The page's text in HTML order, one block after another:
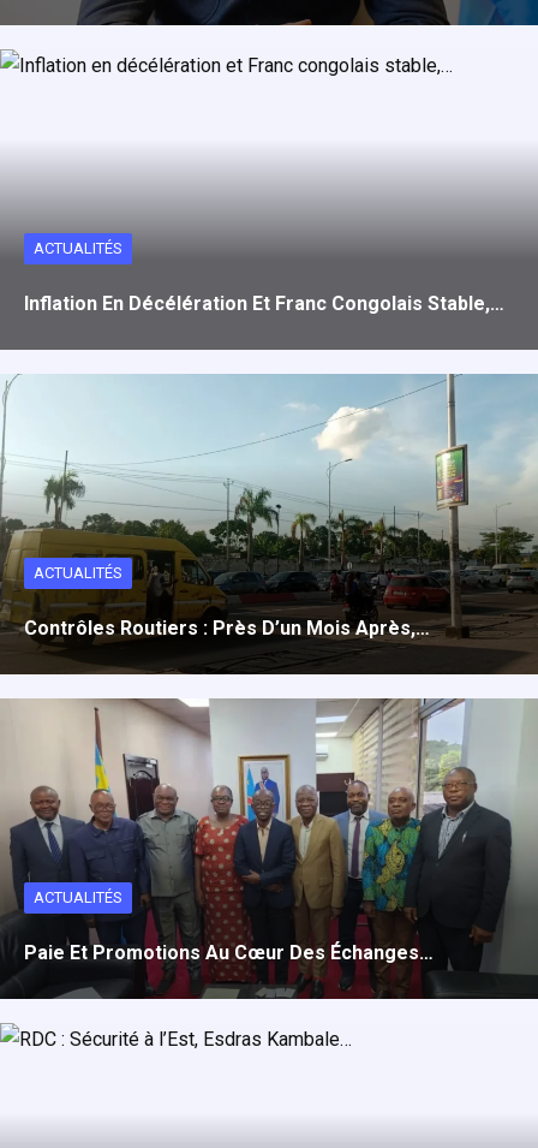
ACTUALITÉS
Inflation En Décélération Et Franc Congolais Stable,…
ACTUALITÉS
Contrôles Routiers : Près D’un Mois Après,…
ACTUALITÉS
Paie Et Promotions Au Cœur Des Échanges…